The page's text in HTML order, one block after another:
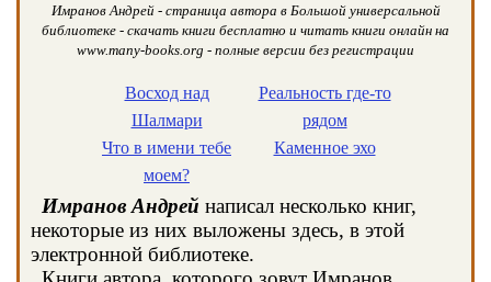
Имранов Андрей - страница автора в Большой универсальной
библиотеке - скачать книги бесплатно и читать книги онлайн на
www.many-books.org - полные версии без регистрации
Восход над
Шалмари
Что в имени тебе
моем?
Реальность где-то
рядом
Каменное эхо
Имранов Андрей написал несколько книг,
некоторые из них выложены здесь, в этой
электронной библиотеке.